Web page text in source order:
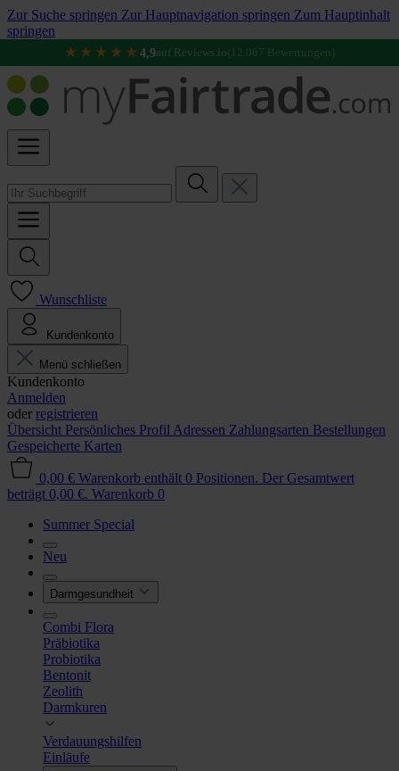
Zur Suche springen Zur Hauptnavigation springen Zum Hauptinhalt
springen
★★★★★4,9auf Reviews.io(12.067 Bewertungen)
Wunschliste
Kundenkonto
Menü schließen
Kundenkonto
Anmelden
oder registrieren
Übersicht Persönliches Profil Adressen Zahlungsarten Bestellungen
Gespeicherte Karten
0,00 € Warenkorb enthält 0 Positionen. Der Gesamtwert
beträgt 0,00 €. Warenkorb 0
Summer Special
Neu
Darmgesundheit
Combi Flora
Präbiotika
Probiotika
Bentonit
Zeolith
Darmkuren
Verdauungshilfen
Einläufe